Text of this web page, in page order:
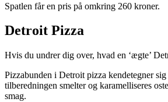
Spatlen får en pris på omkring 260 kroner.
Detroit Pizza
Hvis du undrer dig over, hvad en ‘ægte’
Pizzabunden i Detroit pizza kendetegner
tilberedningen smelter og karamelliseres
smag.